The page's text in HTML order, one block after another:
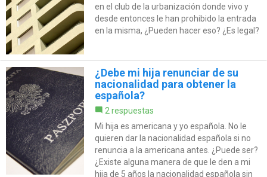
en el club de la urbanización donde vivo y
desde entonces le han prohibido la entrada
en la misma, ¿Pueden hacer eso? ¿Es legal?
¿Debe mi hija renunciar de su
nacionalidad para obtener la
española?
2 respuestas
Mi hija es americana y yo española. No le
quieren dar la nacionalidad española si no
renuncia a la americana antes. ¿Puede ser?
¿Existe alguna manera de que le den a mi
hija de 5 años la nacionalidad española sin